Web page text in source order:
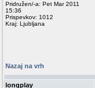
Pridružen/-a: Pet Mar 2011
15:36
Prispevkov: 1012
Kraj: Ljubljana
Nazaj na vrh
longplay